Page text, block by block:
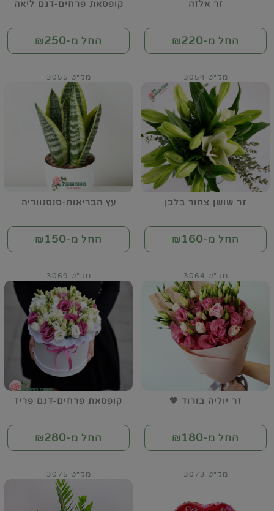
זר אלזה
החל מ-₪220
קופסאת פרחים-דגם ליאה
החל מ-₪250
זר שושן צחור בלבן
מק"ט 3054
החל מ-₪160
עץ הבריאות-סנסנווריה
מק"ט 3055
החל מ-₪150
זר יוליה בורוד 💗
מק"ט 3064
החל מ-₪180
קופסאת פרחים-דגם פריז
מק"ט 3069
החל מ-₪280
מק"ט 3073 מק"ט 3075